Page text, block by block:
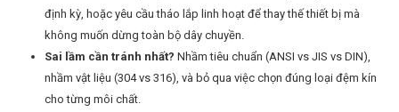
định kỳ, hoặc yêu cầu tháo lắp linh hoạt để thay thế thiết bị mà
không muốn dừng toàn bộ dây chuyền.
Sai lầm cần tránh nhất? Nhầm tiêu chuẩn (ANSI vs JIS vs DIN),
nhầm vật liệu (304 vs 316), và bỏ qua việc chọn đúng loại đệm kín
cho từng môi chất.